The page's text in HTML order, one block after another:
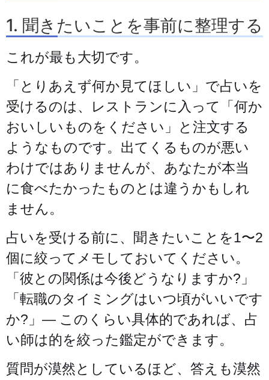
1. 聞きたいことを事前に整理する
これが最も大切です。
「とりあえず何か見てほしい」で占いを
受けるのは、レストランに入って「何か
おいしいものをください」と注文する
ようなものです。出てくるものが悪い
わけではありませんが、あなたが本当
に食べたかったものとは違うかもしれ
ません。
占いを受ける前に、聞きたいことを1〜2
個に絞ってメモしておいてください。
「彼との関係は今後どうなりますか?」
「転職のタイミングはいつ頃がいいです
か?」— このくらい具体的であれば、占
い師は的を絞った鑑定ができます。
質問が漠然としているほど、答えも漠然